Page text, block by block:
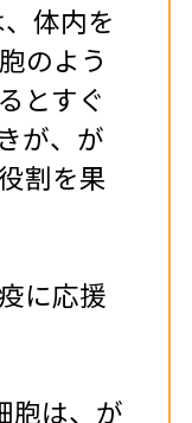
体内を
のよう
とすぐ
が、が
割を果
に応援
胞は、が